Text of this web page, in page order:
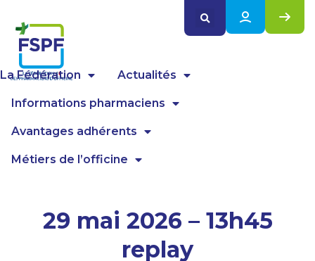
La Fédération Actualités
Informations pharmaciens
Avantages adhérents
Métiers de l’officine
29 mai 2026 – 13h45
replay